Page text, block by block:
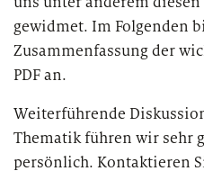
gewidmet. Im Folgenden
Zusammenfassung der
PDF an.
Weiterführende
Thematik führen wir sehr
persönlich. Kontaktieren